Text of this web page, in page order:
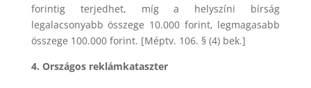
forintig terjedhet, míg a helyszíni bírság
legalacsonyabb összege 10.000 forint, legmagasabb
összege 100.000 forint. [Méptv. 106. § (4) bek.]
4. Országos reklámkataszter